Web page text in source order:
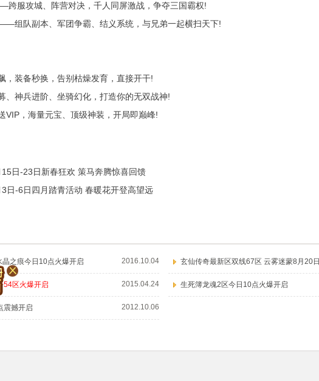
攻城、阵营对决，千人同屏激战，争夺三国霸权!
队副本、军团争霸、结义系统，与兄弟一起横扫天下!
备秒换，告别枯燥发育，直接开干!
兵进阶、坐骑幻化，打造你的无双战神!
，海量元宝、顶级神装，开局即巅峰!
日-23日新春狂欢 策马奔腾惊喜回馈
日-6日四月踏青活动 春暖花开登高望远
之痕今日10点火爆开启 2016.10.04 玄仙传奇最新区双线67区 云雾迷蒙8月20
54区火爆开启 2015.04.24 生死簿龙魂2区今日10点火爆开启
震撼开启 2012.10.06